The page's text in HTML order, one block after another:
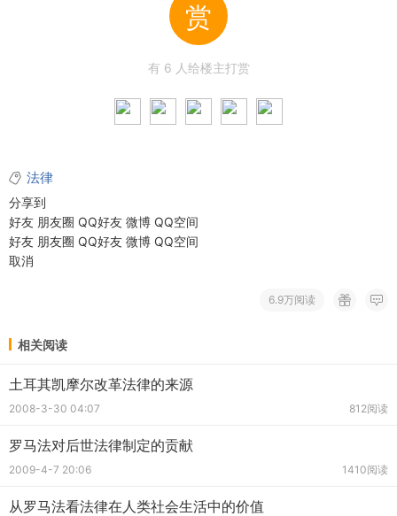
赏
有 6 人给楼主打赏
法律
分享到
好友 朋友圈 QQ好友 微博 QQ空间
好友 朋友圈 QQ好友 微博 QQ空间
取消
6.9万阅读
相关阅读
土耳其凯摩尔改革法律的来源
2008-3-30 04:07 812阅读
罗马法对后世法律制定的贡献
2009-4-7 20:06 1410阅读
从罗马法看法律在人类社会生活中的价值